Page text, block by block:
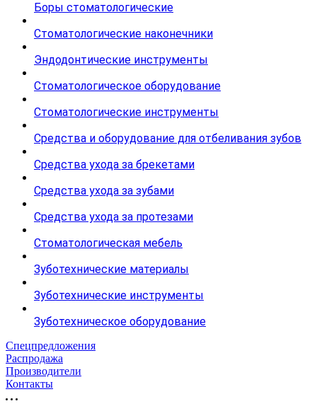
Боры стоматологические
Стоматологические наконечники
Эндодонтические инструменты
Стоматологическое оборудование
Стоматологические инструменты
Средства и оборудование для отбеливания зубов
Средства ухода за брекетами
Средства ухода за зубами
Средства ухода за протезами
Стоматологическая мебель
Зуботехнические материалы
Зуботехнические инструменты
Зуботехническое оборудование
Спецпредложения
Распродажа
Производители
Контакты